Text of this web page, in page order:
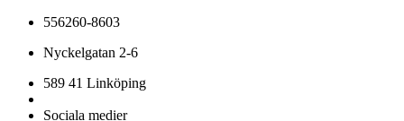
556260-8603
Nyckelgatan 2-6
589 41 Linköping
Sociala medier